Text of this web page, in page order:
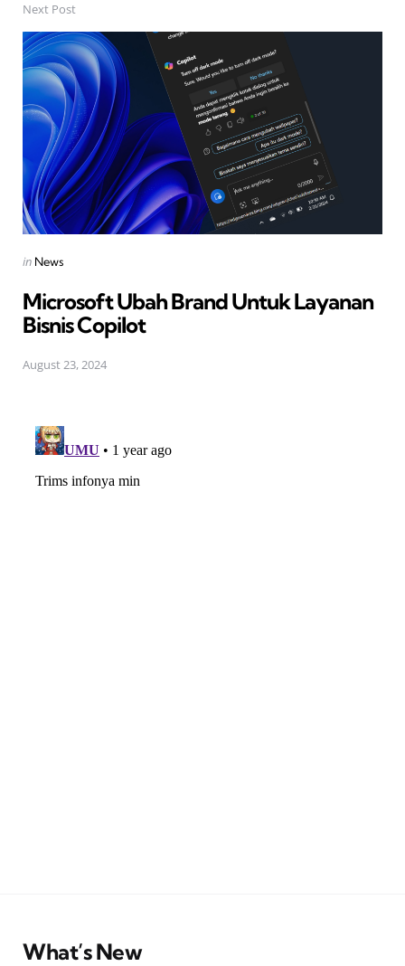
Next Post
Posted
in News
Microsoft Ubah Brand Untuk Layanan
Bisnis Copilot
August 23, 2024
What’s New